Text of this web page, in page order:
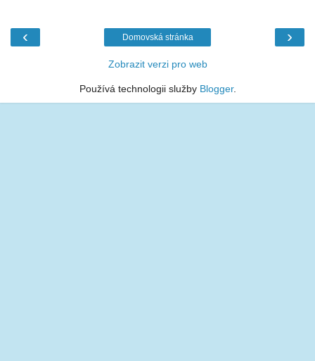
‹ ›
Domovská stránka
Zobrazit verzi pro web
Používá technologii služby Blogger.